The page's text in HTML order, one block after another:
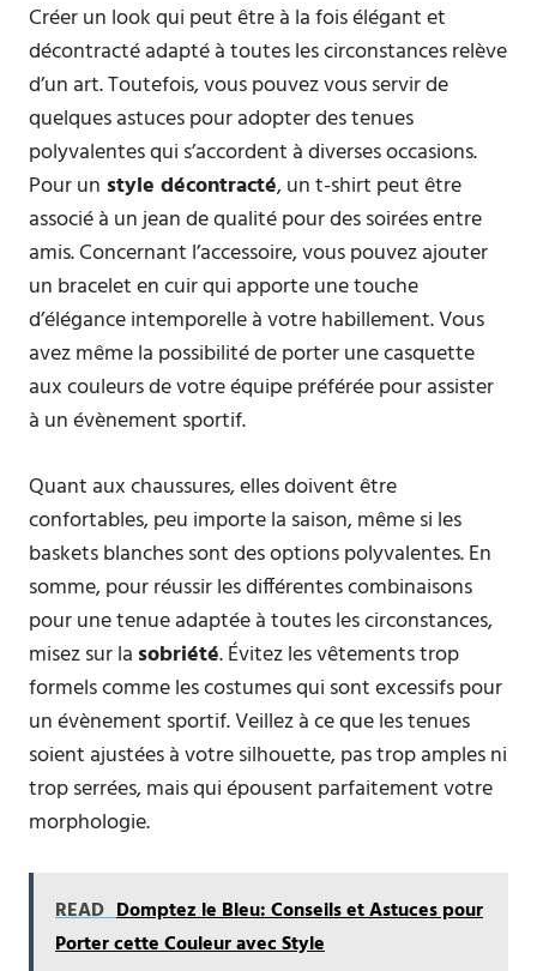
Créer un look qui peut être à la fois élégant et
décontracté adapté à toutes les circonstances relève
d’un art. Toutefois, vous pouvez vous servir de
quelques astuces pour adopter des tenues
polyvalentes qui s’accordent à diverses occasions.
Pour un style décontracté, un t-shirt peut être
associé à un jean de qualité pour des soirées entre
amis. Concernant l’accessoire, vous pouvez ajouter
un bracelet en cuir qui apporte une touche
d’élégance intemporelle à votre habillement. Vous
avez même la possibilité de porter une casquette
aux couleurs de votre équipe préférée pour assister
à un évènement sportif.
Quant aux chaussures, elles doivent être
confortables, peu importe la saison, même si les
baskets blanches sont des options polyvalentes. En
somme, pour réussir les différentes combinaisons
pour une tenue adaptée à toutes les circonstances,
misez sur la sobriété. Évitez les vêtements trop
formels comme les costumes qui sont excessifs pour
un évènement sportif. Veillez à ce que les tenues
soient ajustées à votre silhouette, pas trop amples ni
trop serrées, mais qui épousent parfaitement votre
morphologie.
READ Domptez le Bleu: Conseils et Astuces pour
Porter cette Couleur avec Style